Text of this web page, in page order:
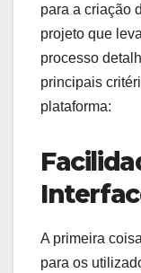
para a criação
projeto que
processo
principais
plataforma:
A primeira
para os